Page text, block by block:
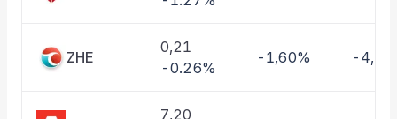
ZHE
0,21
-0.26%
-1,60% -
7,20